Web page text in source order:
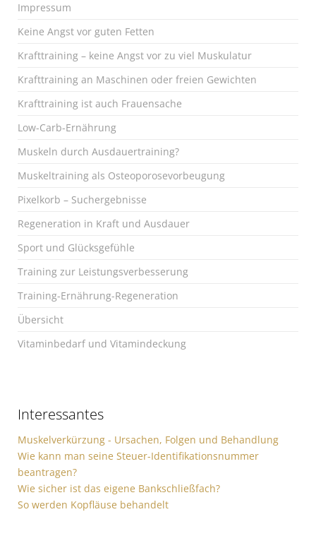
Impressum
Keine Angst vor guten Fetten
Krafttraining – keine Angst vor zu viel Muskulatur
Krafttraining an Maschinen oder freien Gewichten
Krafttraining ist auch Frauensache
Low-Carb-Ernährung
Muskeln durch Ausdauertraining?
Muskeltraining als Osteoporosevorbeugung
Pixelkorb – Suchergebnisse
Regeneration in Kraft und Ausdauer
Sport und Glücksgefühle
Training zur Leistungsverbesserung
Training-Ernährung-Regeneration
Übersicht
Vitaminbedarf und Vitamindeckung
Interessantes
Muskelverkürzung - Ursachen, Folgen und Behandlung
Wie kann man seine Steuer-Identifikationsnummer
beantragen?
Wie sicher ist das eigene Bankschließfach?
So werden Kopfläuse behandelt